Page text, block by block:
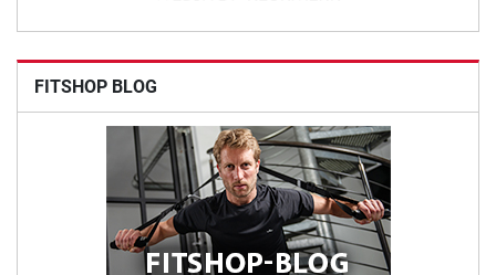
FITSHOP BLOG